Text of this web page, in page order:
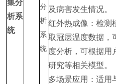
集分
析系
统
及病害发生情况。
红外热成像：检测
取冠层温度数据，
度分析，可根据用
研究等相关模型。
多场景应用：适用